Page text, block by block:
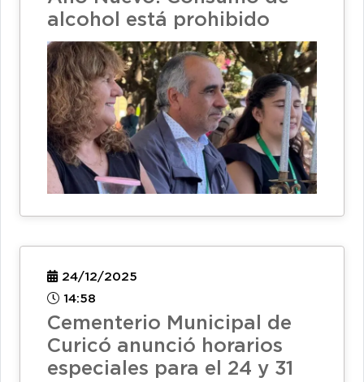
alcohol está prohibido
24/12/2025
14:58
Cementerio Municipal de
Curicó anunció horarios
especiales para el 24 y 31